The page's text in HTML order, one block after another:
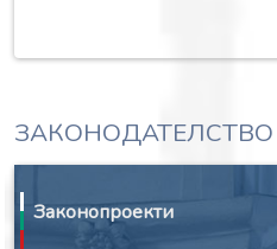
ЗАКОНОДАТЕЛСТВО
Законопроекти